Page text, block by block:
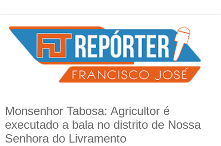
Monsenhor Tabosa: Agricultor é
executado a bala no distrito de Nossa
Senhora do Livramento